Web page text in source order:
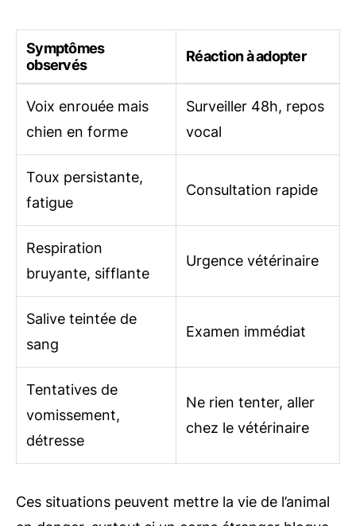
Symptômes
observés
Réaction à adopter
Voix enrouée mais
chien en forme
Surveiller 48h, repos
vocal
Toux persistante,
fatigue
Consultation rapide
Respiration
bruyante, sifflante
Urgence vétérinaire
Salive teintée de
sang
Examen immédiat
Tentatives de
vomissement,
détresse
Ne rien tenter, aller
chez le vétérinaire
Ces situations peuvent mettre la vie de l’animal